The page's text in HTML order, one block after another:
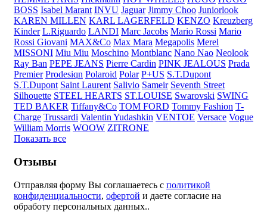
BOSS Isabel Marant INVU Jaguar Jimmy Choo Juniorlook
KAREN MILLEN KARL LAGERFELD KENZO Kreuzberg
Kinder L.Riguardo LANDI Marc Jacobs Mario Rossi Mario
Rossi Giovani MAX&Co Max Mara Megapolis Merel
MISSONI Miu Miu Moschino Montblanc Nano Nao Neolook
Ray Ban PEPE JEANS Pierre Cardin PINK JEALOUS Prada
Premier Prodesiqn Polaroid Polar P+US S.T.Dupont
S.T.Dupont Saint Laurent Salivio Sameir Seventh Street
Silhouette STEEL HEARTS ST.LOUISE Swarovski SWING
TED BAKER Tiffany&Co TOM FORD Tommy Fashion T-
Charge Trussardi Valentin Yudashkin VENTOE Versace Vogue
William Morris WOOW ZITRONE
Показать все
Отзывы
Отправляя форму Вы соглашаетесь с политикой
конфиденциальности, офертой и даете согласие на
обработу персональных данных..